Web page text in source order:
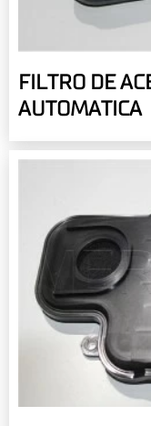
FILTRO DE
AUTOMATICA